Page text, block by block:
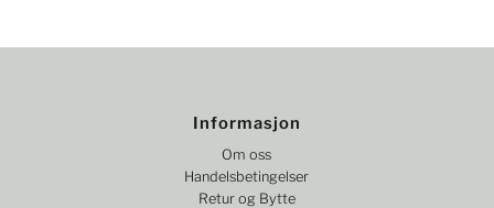
Informasjon
Om oss
Handelsbetingelser
Retur og Bytte